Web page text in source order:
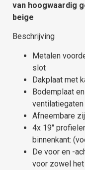
van hoogwaardig
beige
Beschrijving
Metalen
slot
Dakplaat met
Bodemplaat
ventilatiegaten
Afneembare
4x 19″
binnenkant:
De voor en -
voor zowel